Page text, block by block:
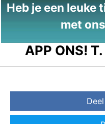
Heb je een leuke
met
APP ONS! T.